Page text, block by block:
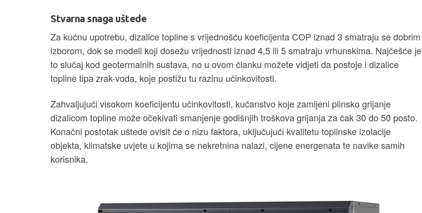
Stvarna snaga uštede
Za kućnu upotrebu, dizalice topline s vrijednošću koeficijenta COP iznad 3 smatraju se dobrim
izborom, dok se modeli koji dosežu vrijednosti iznad 4,5 ili 5 smatraju vrhunskima. Najčešće je
to slučaj kod geotermalnih sustava, no u ovom članku možete vidjeti da postoje i dizalice
topline tipa zrak-voda, koje postižu tu razinu učinkovitosti.
Zahvaljujući visokom koeficijentu učinkovitosti, kućanstvo koje zamijeni plinsko grijanje
dizalicom topline može očekivati smanjenje godišnjih troškova grijanja za čak 30 do 50 posto.
Konačni postotak uštede ovisit će o nizu faktora, uključujući kvalitetu toplinske izolacije
objekta, klimatske uvjete u kojima se nekretnina nalazi, cijene energenata te navike samih
korisnika.